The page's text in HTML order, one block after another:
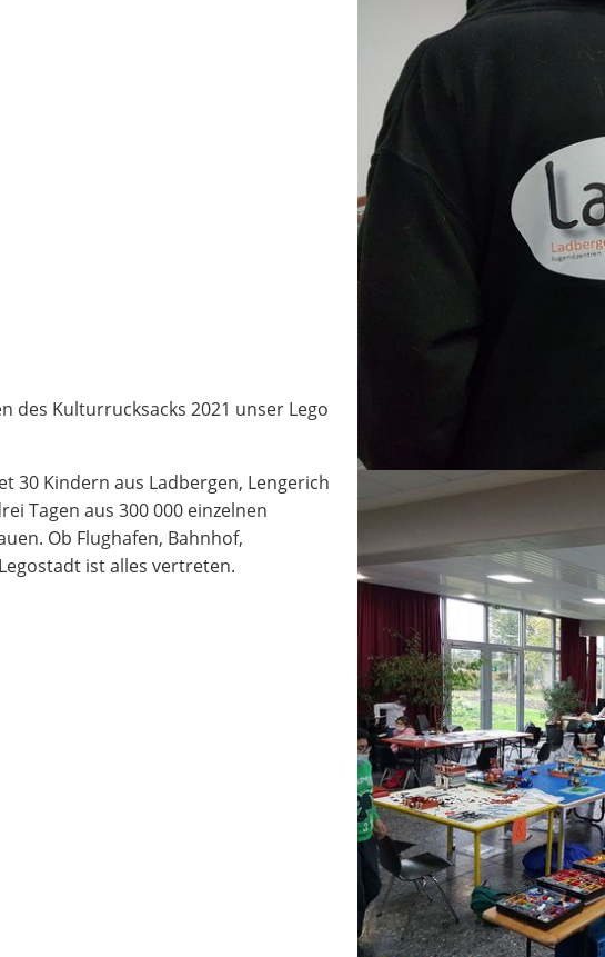
des Kulturrucksacks 2021 unser Lego
30 Kindern aus Ladbergen, Lengerich
Tagen aus 300 000 einzelnen
Ob Flughafen, Bahnhof,
ist alles vertreten.